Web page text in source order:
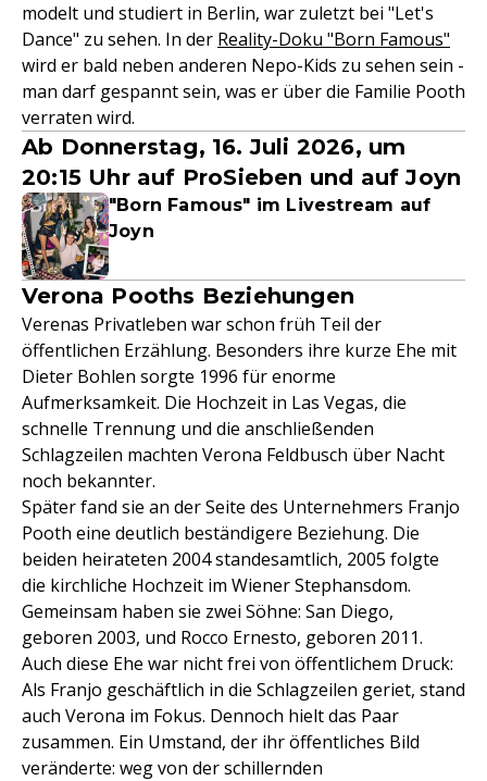
modelt und studiert in Berlin, war zuletzt bei "Let's
Dance" zu sehen. In der Reality-Doku "Born Famous"
wird er bald neben anderen Nepo-Kids zu sehen sein -
man darf gespannt sein, was er über die Familie Pooth
verraten wird.
Ab Donnerstag, 16. Juli 2026, um
20:15 Uhr auf ProSieben und auf Joyn
"Born Famous" im Livestream auf
Joyn
Verona Pooths Beziehungen
Verenas Privatleben war schon früh Teil der
öffentlichen Erzählung. Besonders ihre kurze Ehe mit
Dieter Bohlen sorgte 1996 für enorme
Aufmerksamkeit. Die Hochzeit in Las Vegas, die
schnelle Trennung und die anschließenden
Schlagzeilen machten Verona Feldbusch über Nacht
noch bekannter.
Später fand sie an der Seite des Unternehmers Franjo
Pooth eine deutlich beständigere Beziehung. Die
beiden heirateten 2004 standesamtlich, 2005 folgte
die kirchliche Hochzeit im Wiener Stephansdom.
Gemeinsam haben sie zwei Söhne: San Diego,
geboren 2003, und Rocco Ernesto, geboren 2011.
Auch diese Ehe war nicht frei von öffentlichem Druck:
Als Franjo geschäftlich in die Schlagzeilen geriet, stand
auch Verona im Fokus. Dennoch hielt das Paar
zusammen. Ein Umstand, der ihr öffentliches Bild
veränderte: weg von der schillernden